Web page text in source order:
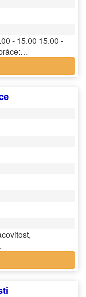
- 15.00 15.00 -